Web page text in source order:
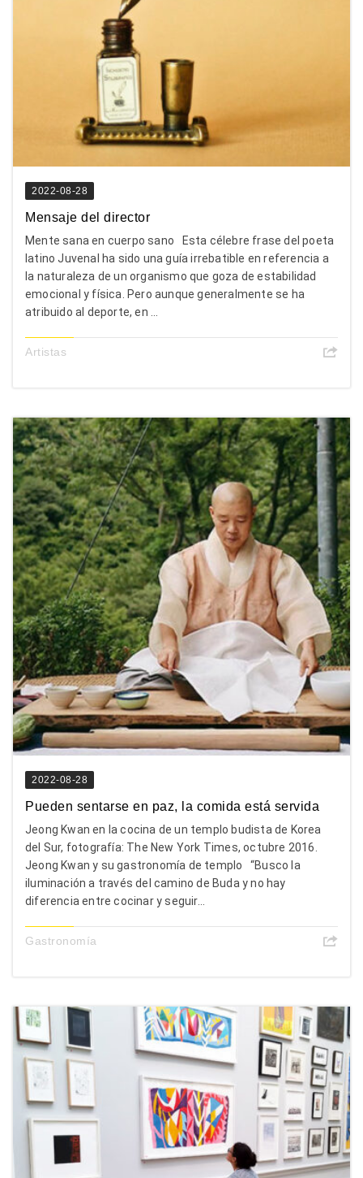
2022-08-28
Mensaje del director
Mente sana en cuerpo sano Esta célebre frase del poeta
latino Juvenal ha sido una guía irrebatible en referencia a
la naturaleza de un organismo que goza de estabilidad
emocional y física. Pero aunque generalmente se ha
atribuido al deporte, en ...
Artistas
2022-08-28
Pueden sentarse en paz, la comida está servida
Jeong Kwan en la cocina de un templo budista de Korea
del Sur, fotografía: The New York Times, octubre 2016.
Jeong Kwan y su gastronomía de templo “Busco la
iluminación a través del camino de Buda y no hay
diferencia entre cocinar y seguir...
Gastronomía